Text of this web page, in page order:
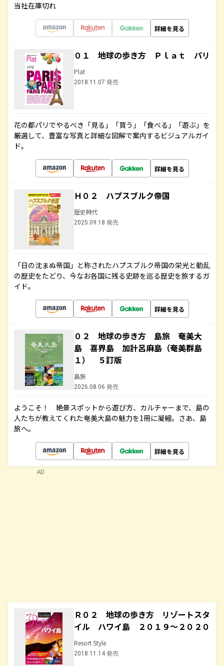
当社在庫切れ
詳細を見る
０１ 地球の歩き方 Ｐｌａｔ パリ
Plat
2018.11.07 発売
花の都パリでやるべき「見る」「買う」「食べる」「遊ぶ」を
厳選して、豊富な写真と詳細な図解で案内するビジュアルガイ
ド。
詳細を見る
Ｈ０２ ハプスブルク帝国
歴史時代
2025.09.18 発売
「日の沈まぬ帝国」と称されたハプスブルク帝国の栄光と動乱
の歴史をたどり、今なお各国に残る史跡を巡る歴史を旅するガ
イド。
詳細を見る
０２ 地球の歩き方 島旅 奄美大
島 喜界島 加計呂麻島（奄美群島
１） ５訂版
島旅
2026.08.06 発売
ようこそ！ 絶景スポットから遊び方、カルチャーまで、島の
人たちが教えてくれた奄美大島の魅力を1冊に凝縮。さあ、島
旅へ。
詳細を見る
Ｒ０２ 地球の歩き方 リゾートスタ
イル ハワイ島 ２０１９～２０２０
Resort Style
2018.11.14 発売
AD